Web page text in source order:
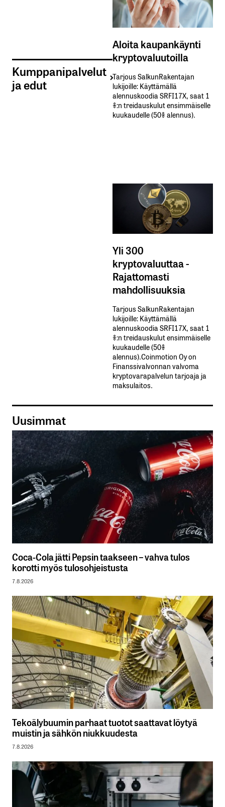
Kumppanipalvelut
ja edut
Aloita kaupankäynti
kryptovaluutoilla
Tarjous SalkunRakentajan
lukijoille: Käyttämällä​ ​
alennuskoodia​ ​SRFI17X,​ ​saat​ ​1
%:n treidauskulut​ ​ensimmäiselle​ ​
kuukaudelle​ ​(50%​ ​alennus).
Yli 300
kryptovaluuttaa -
Rajattomasti
mahdollisuuksia
Tarjous SalkunRakentajan
lukijoille: Käyttämällä​ ​
alennuskoodia​ ​SRFI17X,​ ​saat​ ​1
%:n treidauskulut​ ​ensimmäiselle​ ​
kuukaudelle​ ​(50%​ ​
alennus).Coinmotion Oy on
Finanssivalvonnan valvoma
kryptovarapalvelun tarjoaja ja
maksulaitos.
Uusimmat
Coca-Cola jätti Pepsin taakseen – vahva tulos
korotti myös tulosohjeistusta
7.8.2026
Tekoälybuumin parhaat tuotot saattavat löytyä
muistin ja sähkön niukkuudesta
7.8.2026